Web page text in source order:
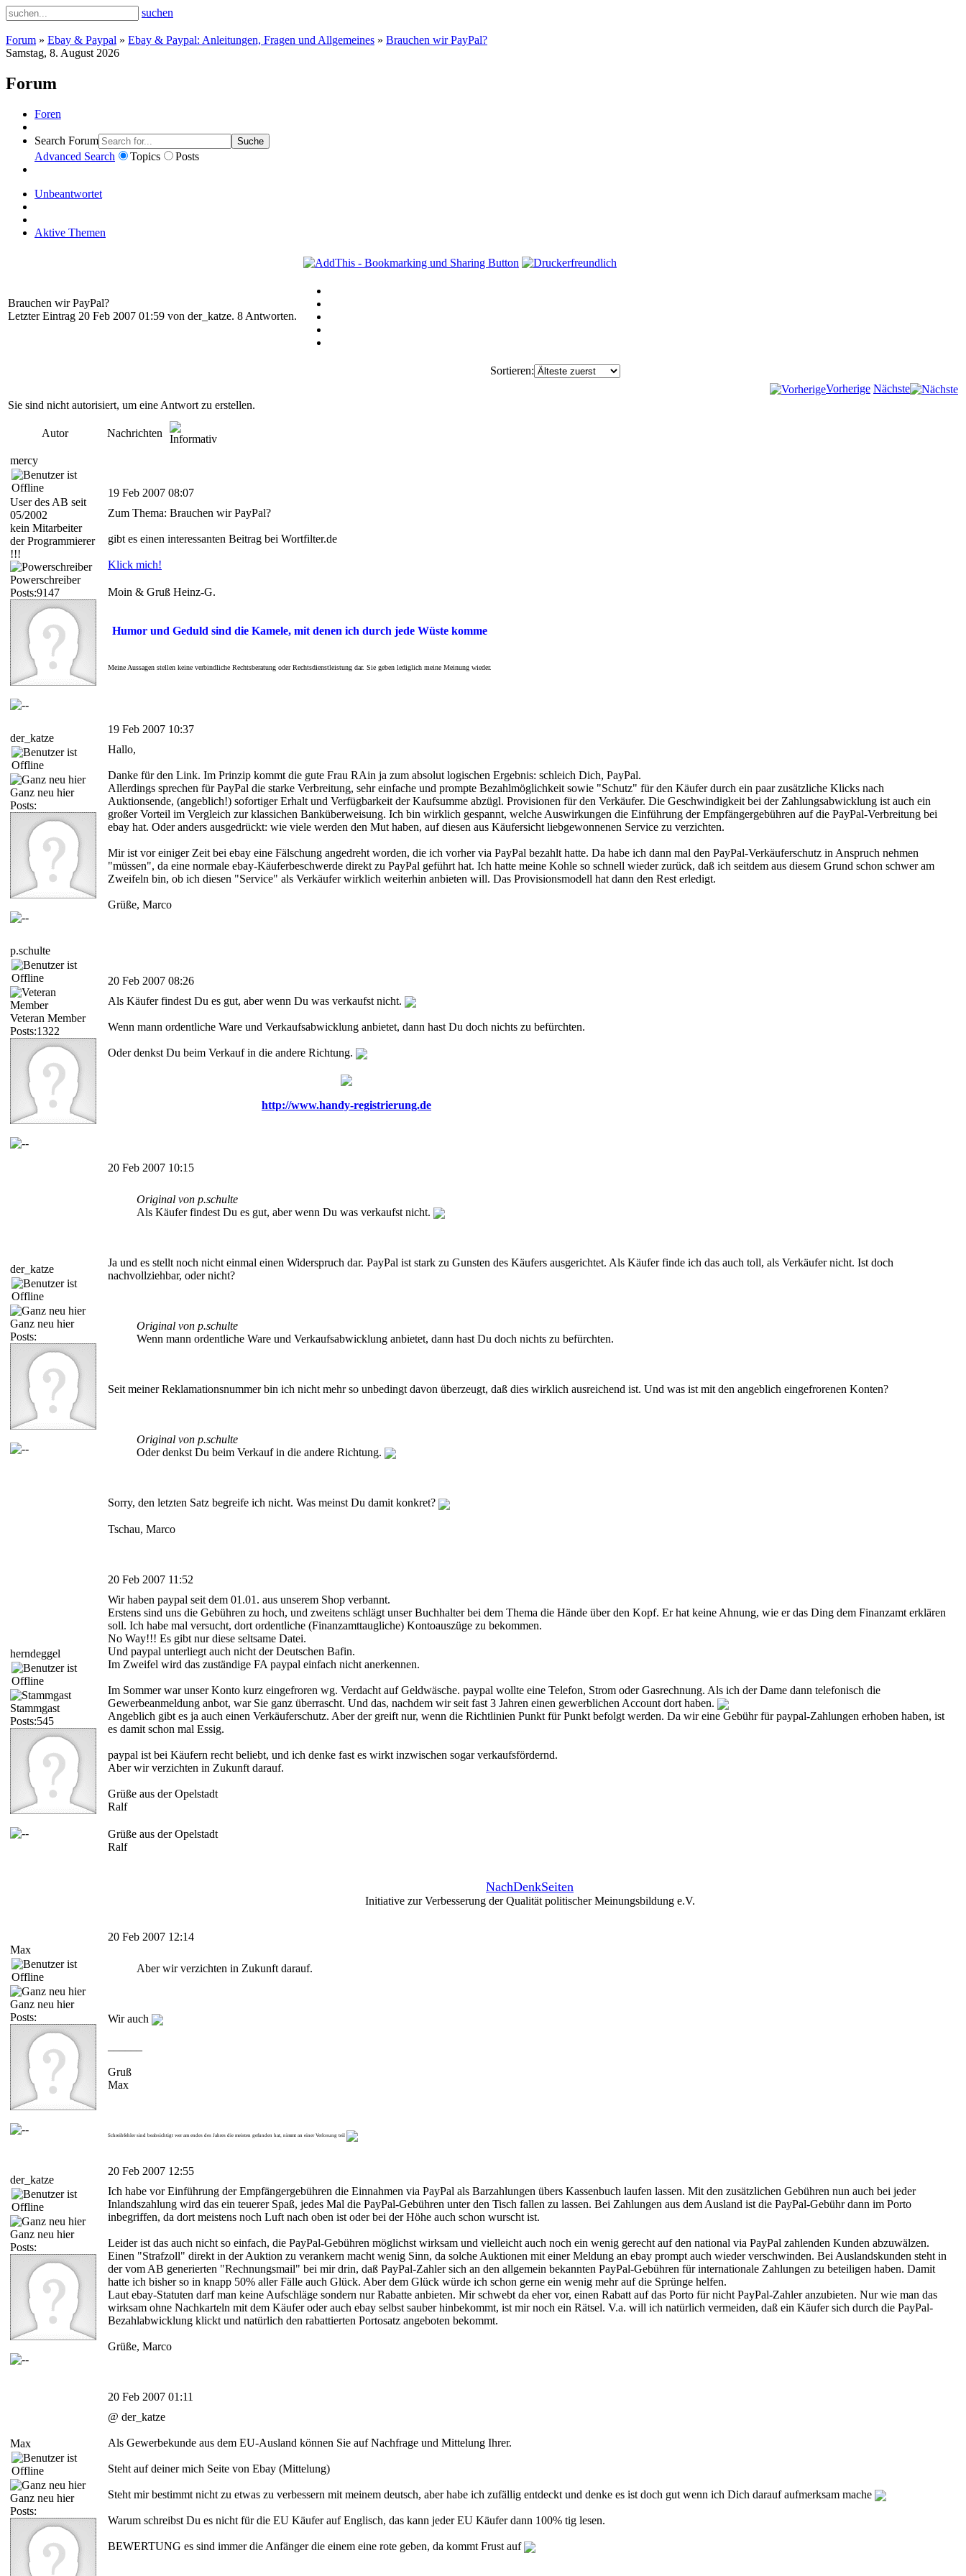
suchen
Forum » Ebay & Paypal » Ebay & Paypal: Anleitungen, Fragen und Allgemeines » Brauchen wir PayPal?
Samstag, 8. August 2026
Forum
Foren
Search Forum Suche
Advanced Search Topics Posts
Unbeantwortet
Aktive Themen
Brauchen wir PayPal?
Letzter Eintrag 20 Feb 2007 01:59 von der_katze. 8 Antworten.
Sortieren:
Vorherige Nächste
Sie sind nicht autorisiert, um eine Antwort zu erstellen.
Autor Nachrichten
mercy
User des AB seit
05/2002
kein Mitarbeiter
der Programmierer
!!!
Powerschreiber
Posts:9147
19 Feb 2007 08:07
Zum Thema: Brauchen wir PayPal?
gibt es einen interessanten Beitrag bei Wortfilter.de
Klick mich!
Moin & Gruß Heinz-G.
Humor und Geduld sind die Kamele, mit denen ich durch jede Wüste komme
Meine Aussagen stellen keine verbindliche Rechtsberatung oder Rechtsdienstleistung dar. Sie geben lediglich meine Meinung wieder.
der_katze
Ganz neu hier
Posts:
19 Feb 2007 10:37
Hallo,
Danke für den Link. Im Prinzip kommt die gute Frau RAin ja zum absolut logischen Ergebnis: schleich Dich, PayPal.
Allerdings sprechen für PayPal die starke Verbreitung, sehr einfache und prompte Bezahlmöglichkeit sowie "Schutz" für den Käufer durch ein paar zusätzliche Klicks nach
Auktionsende, (angeblich!) sofortiger Erhalt und Verfügbarkeit der Kaufsumme abzügl. Provisionen für den Verkäufer. Die Geschwindigkeit bei der Zahlungsabwicklung ist auch ein
großer Vorteil im Vergleich zur klassichen Banküberweisung. Ich bin wirklich gespannt, welche Auswirkungen die Einführung der Empfängergebühren auf die PayPal-Verbreitung bei
ebay hat. Oder anders ausgedrückt: wie viele werden den Mut haben, auf diesen aus Käufersicht liebgewonnenen Service zu verzichten.
Mir ist vor einiger Zeit bei ebay eine Fälschung angedreht worden, die ich vorher via PayPal bezahlt hatte. Da habe ich dann mal den PayPal-Verkäuferschutz in Anspruch nehmen
"müssen", da eine normale ebay-Käuferbeschwerde direkt zu PayPal geführt hat. Ich hatte meine Kohle so schnell wieder zurück, daß ich seitdem aus diesem Grund schon schwer am
Zweifeln bin, ob ich diesen "Service" als Verkäufer wirklich weiterhin anbieten will. Das Provisionsmodell hat dann den Rest erledigt.
Grüße, Marco
p.schulte
Veteran Member
Posts:1322
20 Feb 2007 08:26
Als Käufer findest Du es gut, aber wenn Du was verkaufst nicht.
Wenn mann ordentliche Ware und Verkaufsabwicklung anbietet, dann hast Du doch nichts zu befürchten.
Oder denkst Du beim Verkauf in die andere Richtung.
http://www.handy-registrierung.de
der_katze
Ganz neu hier
Posts:
20 Feb 2007 10:15
Original von p.schulte
Als Käufer findest Du es gut, aber wenn Du was verkaufst nicht.
Ja und es stellt noch nicht einmal einen Widerspruch dar. PayPal ist stark zu Gunsten des Käufers ausgerichtet. Als Käufer finde ich das auch toll, als Verkäufer nicht. Ist doch
nachvollziehbar, oder nicht?
Original von p.schulte
Wenn mann ordentliche Ware und Verkaufsabwicklung anbietet, dann hast Du doch nichts zu befürchten.
Seit meiner Reklamationsnummer bin ich nicht mehr so unbedingt davon überzeugt, daß dies wirklich ausreichend ist. Und was ist mit den angeblich eingefrorenen Konten?
Original von p.schulte
Oder denkst Du beim Verkauf in die andere Richtung.
Sorry, den letzten Satz begreife ich nicht. Was meinst Du damit konkret?
Tschau, Marco
herndeggel
Stammgast
Posts:545
20 Feb 2007 11:52
Wir haben paypal seit dem 01.01. aus unserem Shop verbannt.
Erstens sind uns die Gebühren zu hoch, und zweitens schlägt unser Buchhalter bei dem Thema die Hände über den Kopf. Er hat keine Ahnung, wie er das Ding dem Finanzamt erklären
soll. Ich habe mal versucht, dort ordentliche (Finanzamttaugliche) Kontoauszüge zu bekommen.
No Way!!! Es gibt nur diese seltsame Datei.
Und paypal unterliegt auch nicht der Deutschen Bafin.
Im Zweifel wird das zuständige FA paypal einfach nicht anerkennen.
Im Sommer war unser Konto kurz eingefroren wg. Verdacht auf Geldwäsche. paypal wollte eine Telefon, Strom oder Gasrechnung. Als ich der Dame dann telefonisch die
Gewerbeanmeldung anbot, war Sie ganz überrascht. Und das, nachdem wir seit fast 3 Jahren einen gewerblichen Account dort haben.
Angeblich gibt es ja auch einen Verkäuferschutz. Aber der greift nur, wenn die Richtlinien Punkt für Punkt befolgt werden. Da wir eine Gebühr für paypal-Zahlungen erhoben haben, ist
es damit schon mal Essig.
paypal ist bei Käufern recht beliebt, und ich denke fast es wirkt inzwischen sogar verkaufsfördernd.
Aber wir verzichten in Zukunft darauf.
Grüße aus der Opelstadt
Ralf
Grüße aus der Opelstadt
Ralf
NachDenkSeiten
Initiative zur Verbesserung der Qualität politischer Meinungsbildung e.V.
Max
Ganz neu hier
Posts:
20 Feb 2007 12:14
Aber wir verzichten in Zukunft darauf.
Wir auch
Gruß
Max
Schreibfehler sind beabsichtigt wer am endes des Jahres die meisten gefunden hat, nimmt an einer Verlosung teil
der_katze
Ganz neu hier
Posts:
20 Feb 2007 12:55
Ich habe vor Einführung der Empfängergebühren die Einnahmen via PayPal als Barzahlungen übers Kassenbuch laufen lassen. Mit den zusätzlichen Gebühren nun auch bei jeder
Inlandszahlung wird das ein teuerer Spaß, jedes Mal die PayPal-Gebühren unter den Tisch fallen zu lassen. Bei Zahlungen aus dem Ausland ist die PayPal-Gebühr dann im Porto
inbegriffen, da dort meistens noch Luft nach oben ist oder bei der Höhe auch schon wurscht ist.
Leider ist das auch nicht so einfach, die PayPal-Gebühren möglichst wirksam und vielleicht auch noch ein wenig gerecht auf den national via PayPal zahlenden Kunden abzuwälzen.
Einen "Strafzoll" direkt in der Auktion zu verankern macht wenig Sinn, da solche Auktionen mit einer Meldung an ebay prompt auch wieder verschwinden. Bei Auslandskunden steht in
der vom AB generierten "Rechnungsmail" bei mir drin, daß PayPal-Zahler sich an den allgemein bekannten PayPal-Gebühren für internationale Zahlungen zu beteiligen haben. Damit
hatte ich bisher so in knapp 50% aller Fälle auch Glück. Aber dem Glück würde ich schon gerne ein wenig mehr auf die Sprünge helfen.
Laut ebay-Statuten darf man keine Aufschläge sondern nur Rabatte anbieten. Mir schwebt da eher vor, einen Rabatt auf das Porto für nicht PayPal-Zahler anzubieten. Nur wie man das
wirksam ohne Nachkarteln mit dem Käufer oder auch ebay selbst sauber hinbekommt, ist mir noch ein Rätsel. V.a. will ich natürlich vermeiden, daß ein Käufer sich durch die PayPal-
Bezahlabwicklung klickt und natürlich den rabattierten Portosatz angeboten bekommt.
Grüße, Marco
Max
Ganz neu hier
Posts:
20 Feb 2007 01:11
@ der_katze
Als Gewerbekunde aus dem EU-Ausland können Sie auf Nachfrage und Mittelung Ihrer.
Steht auf deiner mich Seite von Ebay (Mittelung)
Steht mir bestimmt nicht zu etwas zu verbessern mit meinem deutsch, aber habe ich zufällig entdeckt und denke es ist doch gut wenn ich Dich darauf aufmerksam mache
Warum schreibst Du es nicht für die EU Käufer auf Englisch, das kann jeder EU Käufer dann 100% tig lesen.
BEWERTUNG es sind immer die Anfänger die einem eine rote geben, da kommt Frust auf